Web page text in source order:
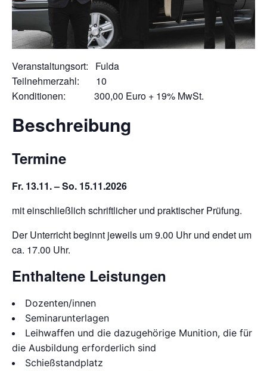
Veranstaltungsort: Fulda
Teilnehmerzahl: 10
Konditionen: 300,00 Euro + 19% MwSt.
Beschreibung
Termine
Fr. 13.11. – So. 15.11.2026
mit einschließlich schriftlicher und praktischer Prüfung.
Der Unterricht beginnt jeweils um 9.00 Uhr und endet um
ca. 17.00 Uhr.
Enthaltene Leistungen
Dozenten/innen
Seminarunterlagen
Leihwaffen und die dazugehörige Munition, die für
die Ausbildung erforderlich sind
Schießstandplatz